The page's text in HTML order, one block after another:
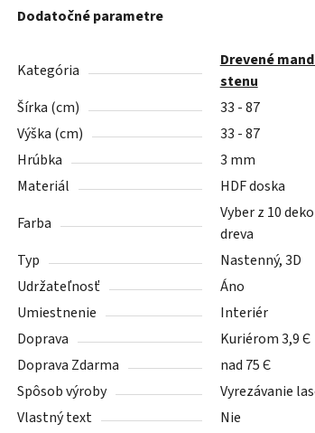
Dodatočné parametre
Kategória
Drevené
stenu
Šírka (cm)
33 - 87
Výška (cm)
33 - 87
Hrúbka
3 mm
Materiál
HDF doska
Farba
Vyber z 10
dreva
Typ
Nastenný, 3D
Udržateľnosť
Áno
Umiestnenie
Interiér
Doprava
Kuriérom 3,9 Є
Doprava Zdarma
nad 75 Є
Spôsob výroby
Vyrezávanie
Vlastný text
Nie